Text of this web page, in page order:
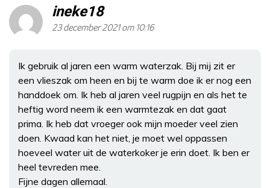
ineke18
23 december 2021 om 10:16
Ik gebruik al jaren een warm waterzak. Bij mij zit er
een vlieszak om heen en bij te warm doe ik er nog een
handdoek om. Ik heb al jaren veel rugpijn en als het te
heftig word neem ik een warmtezak en dat gaat
prima. Ik heb dat vroeger ook mijn moeder veel zien
doen. Kwaad kan het niet, je moet wel oppassen
hoeveel water uit de waterkoker je erin doet. Ik ben er
heel tevreden mee.
Fijne dagen allemaal.